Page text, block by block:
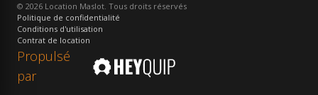
© 2026 Location Maslot. Tous droits réservés
Politique de confidentialité
Conditions d'utilisation
Contrat de location
Propulsé
par